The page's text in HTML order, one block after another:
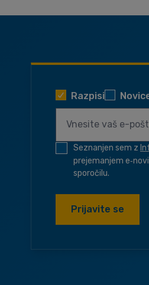
Razpisi
Seznanjen sem z
prejemanjem
sporočilu.
Prijavite se